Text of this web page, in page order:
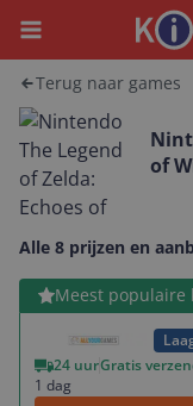
Menu
Terug naar games
of
Alle 8 prijzen en
Meest populaire
24 uurGratis
1 dag
Bekijk product